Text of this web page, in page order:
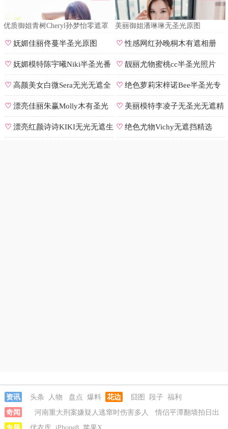
优质御姐青树Cheryl孙梦怡零遮罩
美丽御姐潘琳琳无圣光原图
♡妩媚佳丽佟蔓半圣光原图 ♡性感网红孙晚桐木有遮相册
♡妩媚模特陈宇曦Niki半圣光番
号
♡ 靓丽尤物蜜桃cc半圣光照片
♡高颜美女白微Sera无光无遮全
集
♡ 绝色萝莉宋梓诺Bee半圣光专
辑
♡漂亮佳丽朱赢Molly木有圣光
原图
♡ 美丽模特李凌子无圣光无遮精
选
♡漂亮红颜诗诗KIKI无光无遮生 ♡ 绝色尤物Vichy无遮挡精选
资讯 头条 人物 盘点 爆料 花边 囧图 段子 福利
奇闻
河南重大刑案嫌疑人逃窜时伤害多人
情侣平潭翻墙拍日出